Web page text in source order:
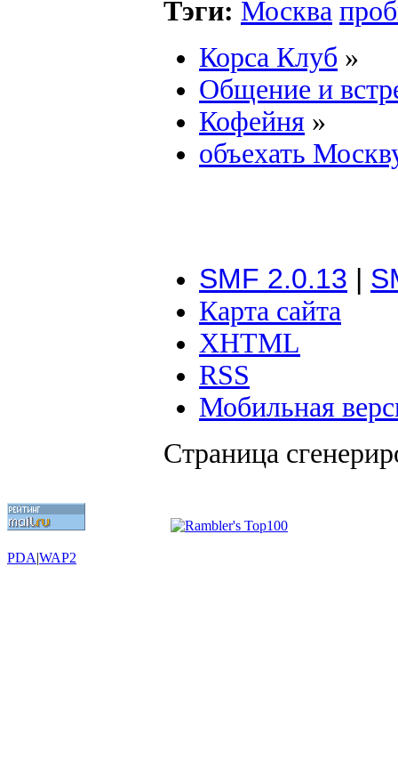
Тэги: Москва
Корса Клуб »
Общение и
Кофейня »
объехать
SMF 2.0.13 |
Карта сайта
XHTML
RSS
Мобильная
Страница
PDA|WAP2